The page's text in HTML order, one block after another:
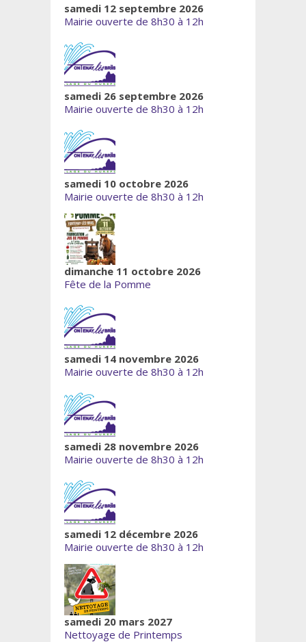
samedi 12 septembre 2026
Mairie ouverte de 8h30 à 12h
samedi 26 septembre 2026
Mairie ouverte de 8h30 à 12h
samedi 10 octobre 2026
Mairie ouverte de 8h30 à 12h
dimanche 11 octobre 2026
Fête de la Pomme
samedi 14 novembre 2026
Mairie ouverte de 8h30 à 12h
samedi 28 novembre 2026
Mairie ouverte de 8h30 à 12h
samedi 12 décembre 2026
Mairie ouverte de 8h30 à 12h
samedi 20 mars 2027
Nettoyage de Printemps